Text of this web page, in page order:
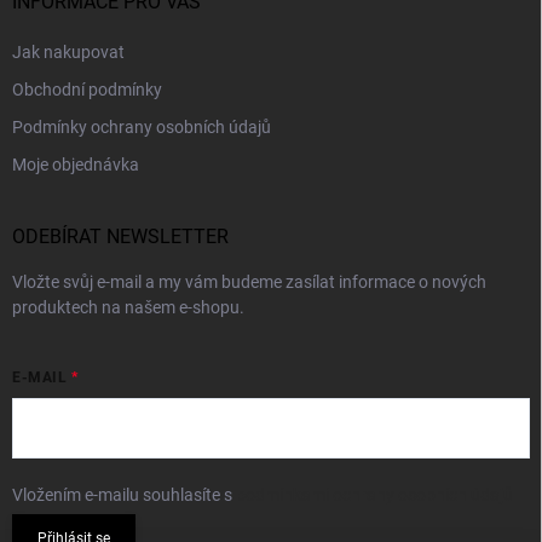
Jak nakupovat
Obchodní podmínky
Podmínky ochrany osobních údajů
Moje objednávka
ODEBÍRAT NEWSLETTER
Vložte svůj e-mail a my vám budeme zasílat informace o nových
produktech na našem e-shopu.
E-MAIL
Vložením e-mailu souhlasíte s